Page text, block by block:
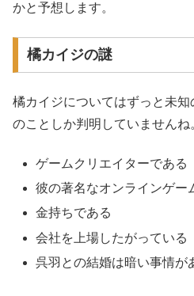
かと予想します。
橘カイジの謎
橘カイジについてはずっと未
のことしか判明していませんね
ゲームクリエイターである
彼の著名なオンラインゲー
金持ちである
会社を上場したがっている
呉羽との結婚は暗い事情が